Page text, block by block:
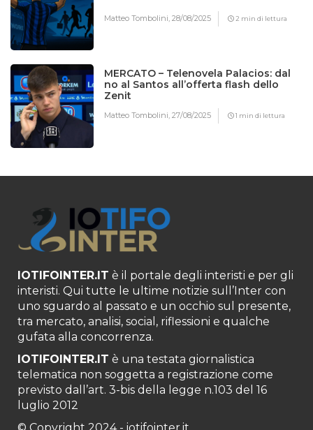
Matteo Tombolini,28/08/2025 2 min di lettura
MERCATO – Telenovela Palacios: dal
no al Santos all’offerta flash dello
Zenit
Matteo Tombolini,27/08/2025 1 min di lettura
IOTIFOINTER.IT è il portale degli interisti e per gli
interisti. Qui tutte le ultime notizie sull’Inter con
uno sguardo al passato e un occhio sul presente,
tra mercato, analisi, social, riflessioni e qualche
gufata alla concorrenza.
IOTIFOINTER.IT è una testata giornalistica
telematica non soggetta a registrazione come
previsto dall’art. 3-bis della legge n.103 del 16
luglio 2012